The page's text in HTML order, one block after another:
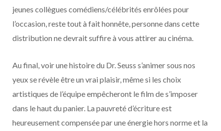
jeunes collègues comédiens/célébrités enrôlées pour
l’occasion, reste tout à fait honnête, personne dans cette
distribution ne devrait suffire à vous attirer au cinéma.
Au final, voir une histoire du Dr. Seuss s’animer sous nos
yeux se révèle être un vrai plaisir, même si les choix
artistiques de l’équipe empêcheront le film de s’imposer
dans le haut du panier. La pauvreté d’écriture est
heureusement compensée par une énergie hors norme et la